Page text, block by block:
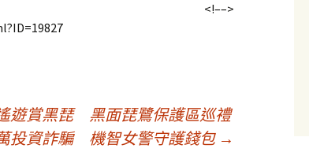
<!––>
遊賞黑琵 黑面琵鷺保護區巡禮
投資詐騙 機智女警守護錢包 →